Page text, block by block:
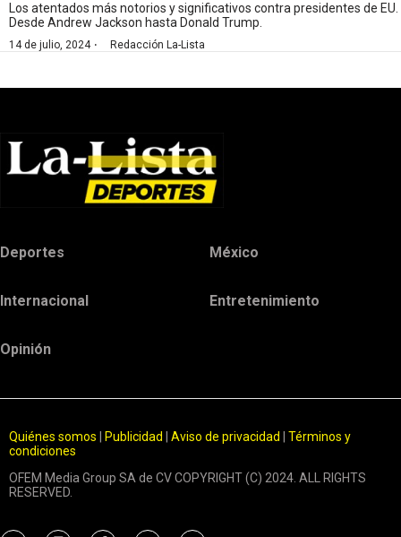
Los atentados más notorios y significativos contra presidentes de EU.
Desde Andrew Jackson hasta Donald Trump.
14 de julio, 2024· Redacción La-Lista
Deportes México
Internacional Entretenimiento
Opinión
Quiénes somos Publicidad Aviso de privacidad
Términos y
condiciones
OFEM Media Group SA de CV COPYRIGHT (C) 2024. ALL RIGHTS
RESERVED.